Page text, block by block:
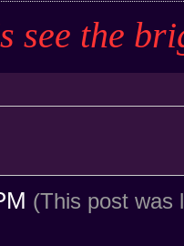
see the
(This post was